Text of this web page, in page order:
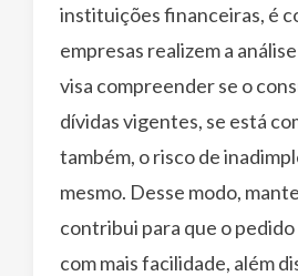
instituições financeiras, é
empresas realizem a
visa compreender se o
dívidas vigentes, se está
também, o risco de
mesmo. Desse modo,
contribui para que o
com mais facilidade, além